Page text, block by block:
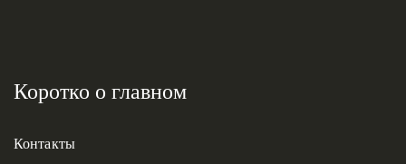
Коротко о главном
Контакты